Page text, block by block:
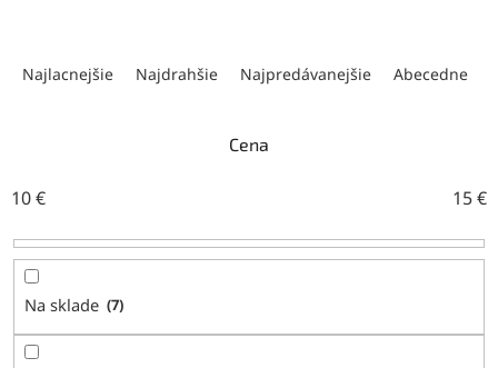
e
r
o
k
Najlacnejšie Najdrahšie Najpredávanejšie Abecedne
Cena
10€ 15€
Na sklade 7